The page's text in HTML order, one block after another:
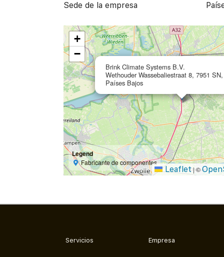
Sede de la empresa
Brink Climate Systems B.V.
Wethouder Wassebaliestraat 8, 7951
Países Bajos
+
−
Legend
Fabricante de componentes
Leaflet |©
Servicios Empresa